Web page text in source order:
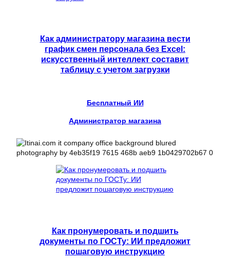
Как администратору магазина вести
график смен персонала без Excel:
искусственный интеллект составит
таблицу с учетом загрузки
Бесплатный ИИ
Администратор магазина
Как пронумеровать и подшить
документы по ГОСТу: ИИ предложит
пошаговую инструкцию